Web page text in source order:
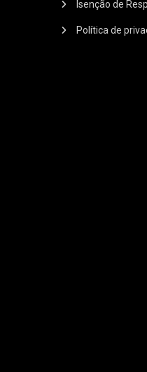
Isenção de
Política de